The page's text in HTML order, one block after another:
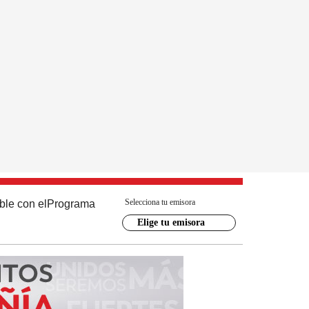
con el Programa Selecciona tu emisora
Elige tu emisora